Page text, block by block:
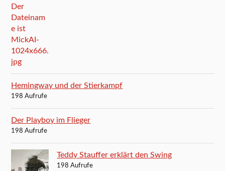
Hemingway und der Stierkampf
198 Aufrufe
Der Playboy im Flieger
198 Aufrufe
Teddy Stauffer erklärt den Swing
198 Aufrufe